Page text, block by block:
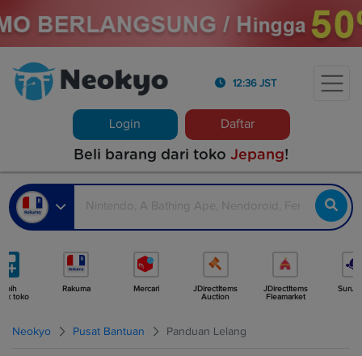
12:36 JST
Login Daftar
Beli barang dari toko Jepang!
toko
Rakuma Mercari
JDirectItems
Auction
JDirectItems
Fleamarket
Neokyo Pusat Bantuan Panduan Lelang